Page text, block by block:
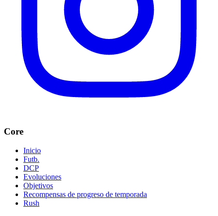
Core
Inicio
Futb.
DCP
Evoluciones
Objetivos
Recompensas de progreso de temporada
Rush